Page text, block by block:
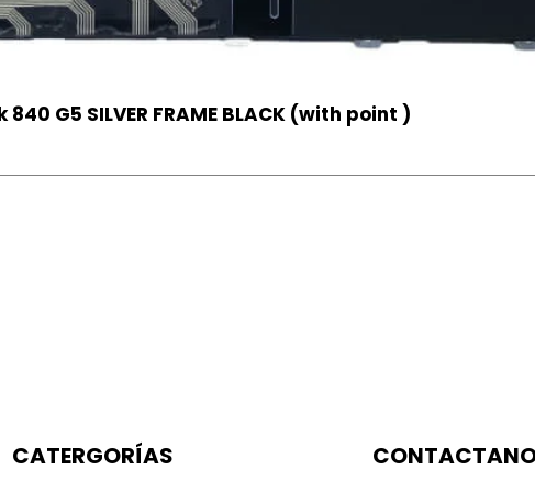
840 G5 SILVER FRAME BLACK (with point )
CATERGORÍAS